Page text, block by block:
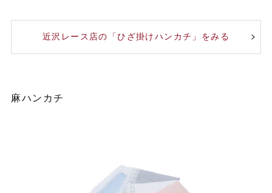
近沢レース店の「ひざ掛けハンカチ」をみる
麻ハンカチ